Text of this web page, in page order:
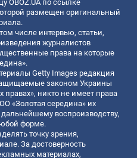
OBOZ.UA по ссылке
размещен оригинальный
числе интервью, статьи,
журналистов
права на которые
Getty Images редакция
законом Украины
никто не имеет права
«Золотая середина» их
воспроизводству,
форме.
точку зрения,
За достоверность
материалах,